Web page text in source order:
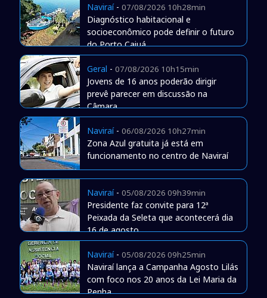
Naviraí- 07/08/2026 10h28min
Diagnóstico habitacional e
socioeconômico pode definir o futuro
do Porto Caiuá
Geral - 07/08/2026 10h15min
Jovens de 16 anos poderão dirigir
prevê parecer em discussão na
Câmara
Naviraí- 06/08/2026 10h27min
Zona Azul gratuita já está em
funcionamento no centro de Naviraí
Naviraí- 05/08/2026 09h39min
Presidente faz convite para 12ª
Peixada da Seleta que acontecerá dia
16 de agosto
Naviraí- 05/08/2026 09h25min
Naviraí lança a Campanha Agosto Lilás
com foco nos 20 anos da Lei Maria da
Penha